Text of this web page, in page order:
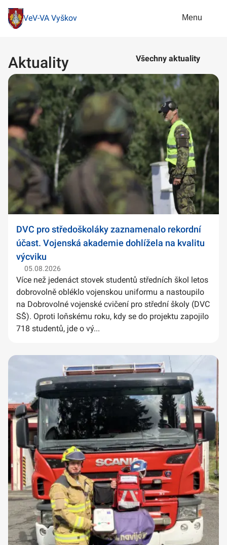
VeV-VA Vyškov Menu
Aktuality Všechny aktuality
DVC pro středoškoláky zaznamenalo rekordní
účast. Vojenská akademie dohlížela na kvalitu
výcviku
05.08.2026
Více než jedenáct stovek studentů středních škol letos
dobrovolně obléklo vojenskou uniformu a nastoupilo
na Dobrovolné vojenské cvičení pro střední školy (DVC
SŠ). Oproti loňskému roku, kdy se do projektu zapojilo
718 studentů, jde o vý...